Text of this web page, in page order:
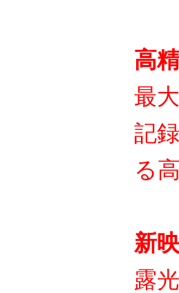
高
最
記
る
新
露